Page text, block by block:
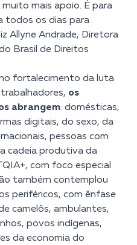
mais apoio. É para
todos os dias para
Allyne Andrade, Diretora
Brasil de Direitos
fortalecimento da luta
os
abrangem: domésticas,
digitais, do sexo, da
pessoas com
cadeia produtiva da
com foco especial
também contemplou
periféricos, com ênfase
camelôs, ambulantes,
povos indígenas,
da economia do